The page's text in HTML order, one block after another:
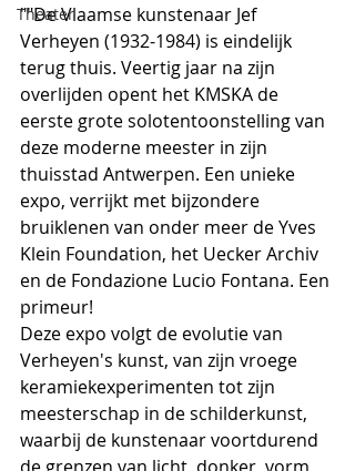
Theater
""De Vlaamse kunstenaar Jef
Verheyen (1932-1984) is eindelijk
terug thuis. Veertig jaar na zijn
overlijden opent het KMSKA de
eerste grote solotentoonstelling van
deze moderne meester in zijn
thuisstad Antwerpen. Een unieke
expo, verrijkt met bijzondere
bruiklenen van onder meer de Yves
Klein Foundation, het Uecker Archiv
en de Fondazione Lucio Fontana. Een
primeur!
Deze expo volgt de evolutie van
Verheyen's kunst, van zijn vroege
keramiekexperimenten tot zijn
meesterschap in de schilderkunst,
waarbij de kunstenaar voortdurend